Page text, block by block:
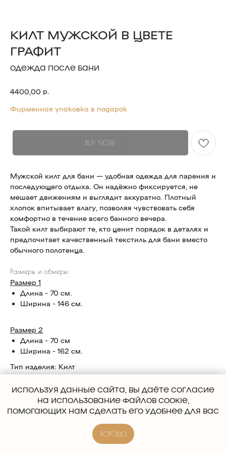
ИСПОЛЬЗУЯ ДАННЫЕ САЙТА, ВЫ ДАЁТЕ СОГЛАСИЕ
НА ИСПОЛЬЗОВАНИЕ ФАЙЛОВ COOKIE,
ПОМОГАЮЩИХ НАМ СДЕЛАТЬ ЕГО УДОБНЕЕ ДЛЯ ВАС
ХОРОШО
КИЛТ МУЖСКОЙ В ЦВЕТЕ
ГРАФИТ
ОДЕЖДА ПОСЛЕ БАНИ
4400,00 р.
Фирменная упаковка в подарок
BUY NOW
Мужской килт для бани — удобная одежда для парения и
последующего отдыха. Он надёжно фиксируется, не
мешает движениям и выглядит аккуратно. Плотный
хлопок впитывает влагу, позволяя чувствовать себя
комфортно в течение всего банного вечера.
Такой килт выбирают те, кто ценит порядок в деталях и
предпочитает качественный текстиль для бани вместо
обычного полотенца.
Размеры и обмеры:
Размер 1
Длина - 70 см.
Ширина - 146 см.
Размер 2
Длина - 70 см
Ширина - 162 см.
Тип изделия: Килт
Состав ткани: 80% хлопок, 20% полиэстер
lwh: 350x250x100 mm
Weight: 350 g